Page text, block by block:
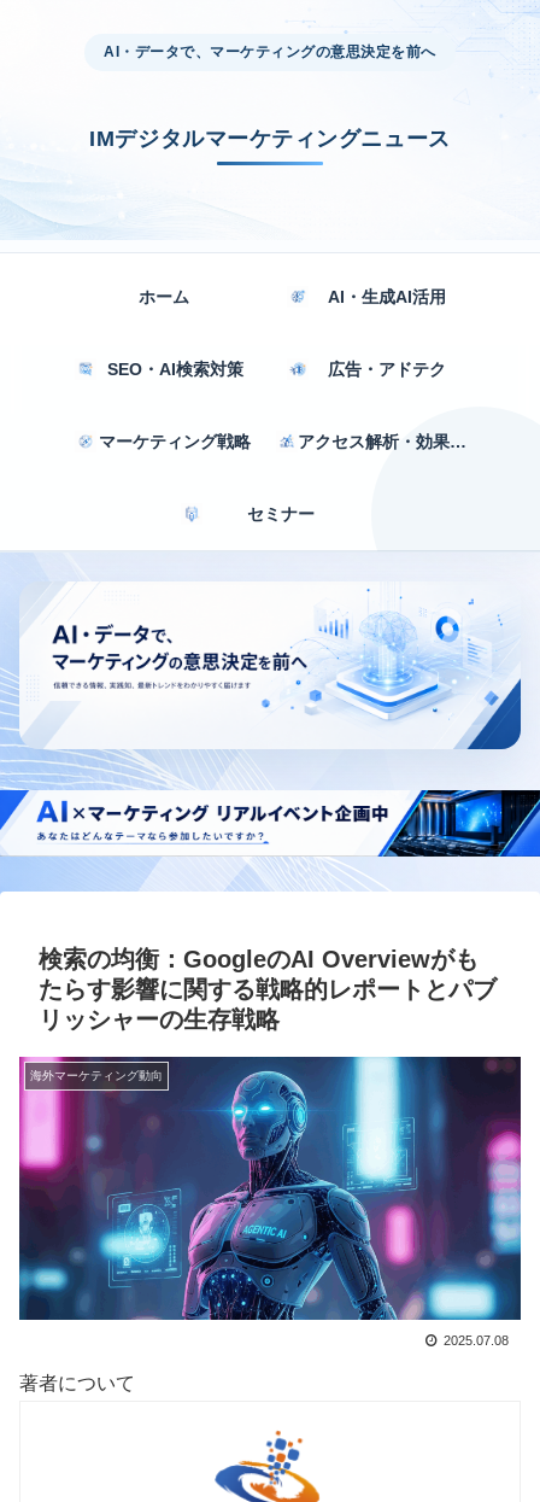
AI・データで、マーケティングの意思決定を前へ
IMデジタルマーケティングニュース
ホーム AI・生成AI活用
SEO・AI検索対策 広告・アドテク
マーケティング戦略 アクセス解析・効果測定
セミナー
検索の均衡：GoogleのAI Overviewがも
たらす影響に関する戦略的レポートとパブ
リッシャーの生存戦略
海外マーケティング動向
2025.07.08
著者について